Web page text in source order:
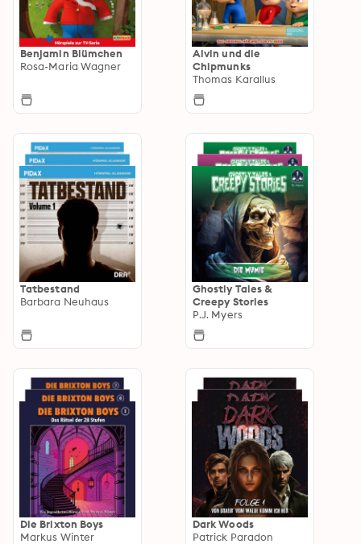
Benjamin Blümchen
Rosa-Maria Wagner
Alvin und die
Chipmunks
Thomas Karallus
Tatbestand
Barbara Neuhaus
Ghostly Tales &
Creepy Stories
P.J. Myers
Die Brixton Boys
Markus Winter
Dark Woods
Patrick Paradon